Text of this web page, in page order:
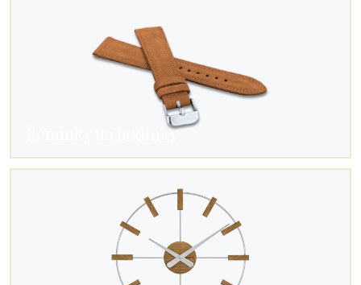
Řemínky na hodinky